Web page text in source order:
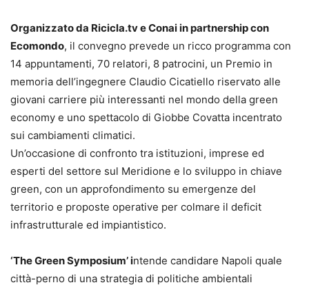
Organizzato da Ricicla.tv e Conai in partnership con
Ecomondo, il convegno prevede un ricco programma con
14 appuntamenti, 70 relatori, 8 patrocini, un Premio in
memoria dell’ingegnere Claudio Cicatiello riservato alle
giovani carriere più interessanti nel mondo della green
economy e uno spettacolo di Giobbe Covatta incentrato
sui cambiamenti climatici.
Un’occasione di confronto tra istituzioni, imprese ed
esperti del settore sul Meridione e lo sviluppo in chiave
green, con un approfondimento su emergenze del
territorio e proposte operative per colmare il deficit
infrastrutturale ed impiantistico.
‘The Green Symposium’ intende candidare Napoli quale
città-perno di una strategia di politiche ambientali